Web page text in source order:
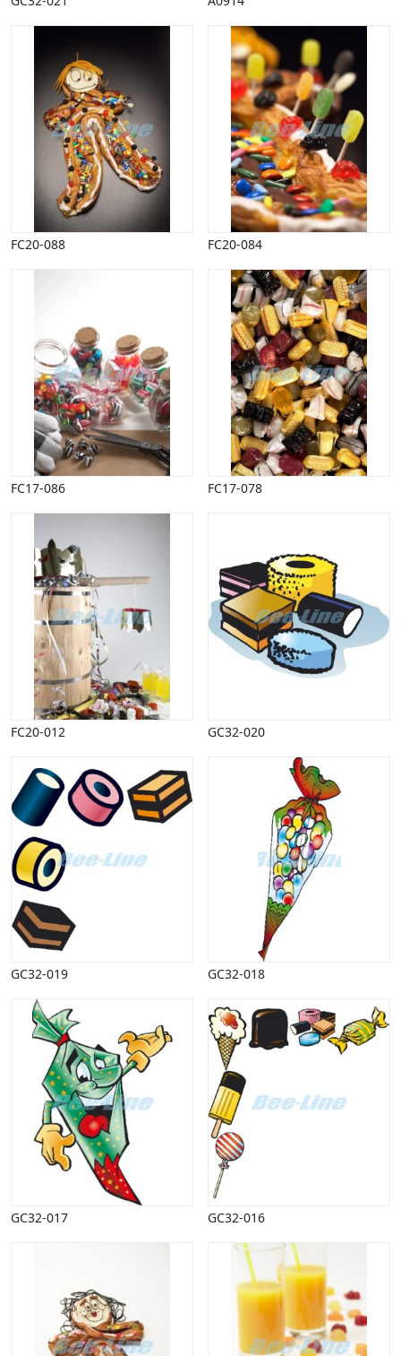
FC20-088 FC20-084
FC17-086 FC17-078
FC20-012 GC32-020
GC32-019 GC32-018
GC32-017 GC32-016